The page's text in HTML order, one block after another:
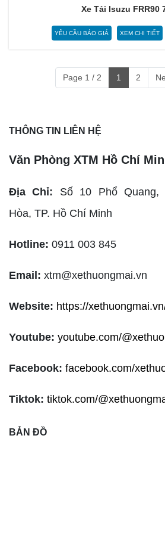
Xe Tải Isuzu FRR90
YÊU CẦU BÁO GIÁ XEM CHI TIẾT
Page 1 / 2 1 2
THÔNG TIN LIÊN HỆ
Văn Phòng XTM Hồ Chí
Địa Chỉ: Số 10 Phổ Quang,
Hòa, TP. Hồ Chí Minh
Hotline: 0911 003 845
Email: xtm@xethuongmai.vn
Website: https://
Youtube: youtube.com/
Facebook: facebook.com/
Tiktok: tiktok.com/
BẢN ĐỒ